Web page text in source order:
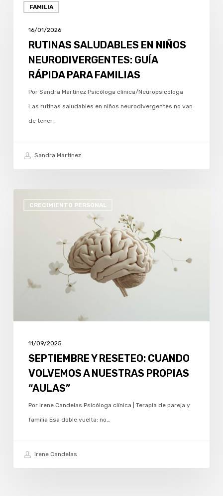
FAMILIA
SALUDABLES
NIÑOS
PARA
FAMILIAS
16/01/2026
RUTINAS SALUDABLES EN NIÑOS
NEURODIVERGENTES: GUÍA
RÁPIDA PARA FAMILIAS
Por Sandra Martínez Psicóloga clínica/Neuropsicóloga
Las rutinas saludables en niños neurodivergentes no van
de tener…
Sandra Martínez
CRECIMIENTO PERSONAL
NUESTRAS
11/09/2025
SEPTIEMBRE Y RESETEO: CUANDO
VOLVEMOS A NUESTRAS PROPIAS
“AULAS”
Por Irene Candelas Psicóloga clínica | Terapia de pareja y
familia Esa doble vuelta: no…
Irene Candelas